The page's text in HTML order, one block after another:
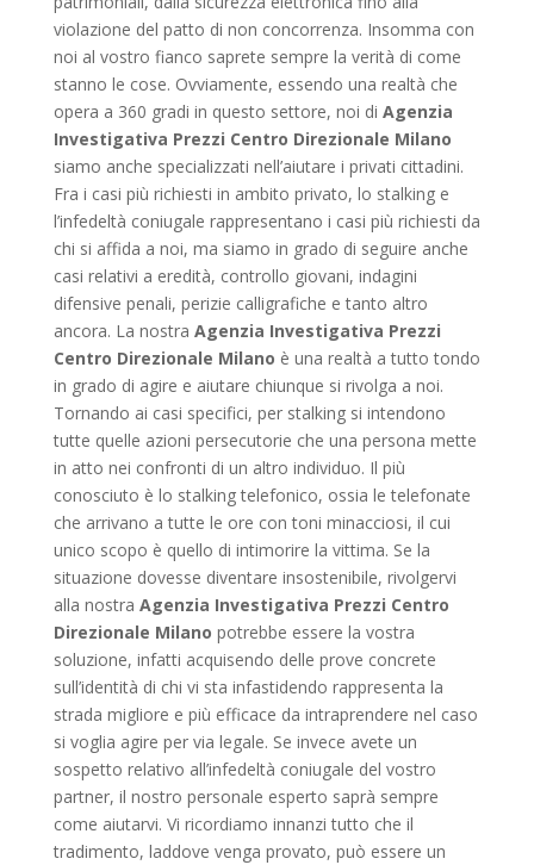
violazione del patto di non concorrenza. Insomma con
noi al vostro fianco saprete sempre la verità di come
stanno le cose. Ovviamente, essendo una realtà che
opera a 360 gradi in questo settore, noi di Agenzia
Investigativa Prezzi Centro Direzionale Milano
siamo anche specializzati nell’aiutare i privati cittadini.
Fra i casi più richiesti in ambito privato, lo stalking e
l’infedeltà coniugale rappresentano i casi più richiesti da
chi si affida a noi, ma siamo in grado di seguire anche
casi relativi a eredità, controllo giovani, indagini
difensive penali, perizie calligrafiche e tanto altro
ancora. La nostra Agenzia Investigativa Prezzi
Centro Direzionale Milano è una realtà a tutto tondo
in grado di agire e aiutare chiunque si rivolga a noi.
Tornando ai casi specifici, per stalking si intendono
tutte quelle azioni persecutorie che una persona mette
in atto nei confronti di un altro individuo. Il più
conosciuto è lo stalking telefonico, ossia le telefonate
che arrivano a tutte le ore con toni minacciosi, il cui
unico scopo è quello di intimorire la vittima. Se la
situazione dovesse diventare insostenibile, rivolgervi
alla nostra Agenzia Investigativa Prezzi Centro
Direzionale Milano potrebbe essere la vostra
soluzione, infatti acquisendo delle prove concrete
sull’identità di chi vi sta infastidendo rappresenta la
strada migliore e più efficace da intraprendere nel caso
si voglia agire per via legale. Se invece avete un
sospetto relativo all’infedeltà coniugale del vostro
partner, il nostro personale esperto saprà sempre
come aiutarvi. Vi ricordiamo innanzi tutto che il
tradimento, laddove venga provato, può essere un